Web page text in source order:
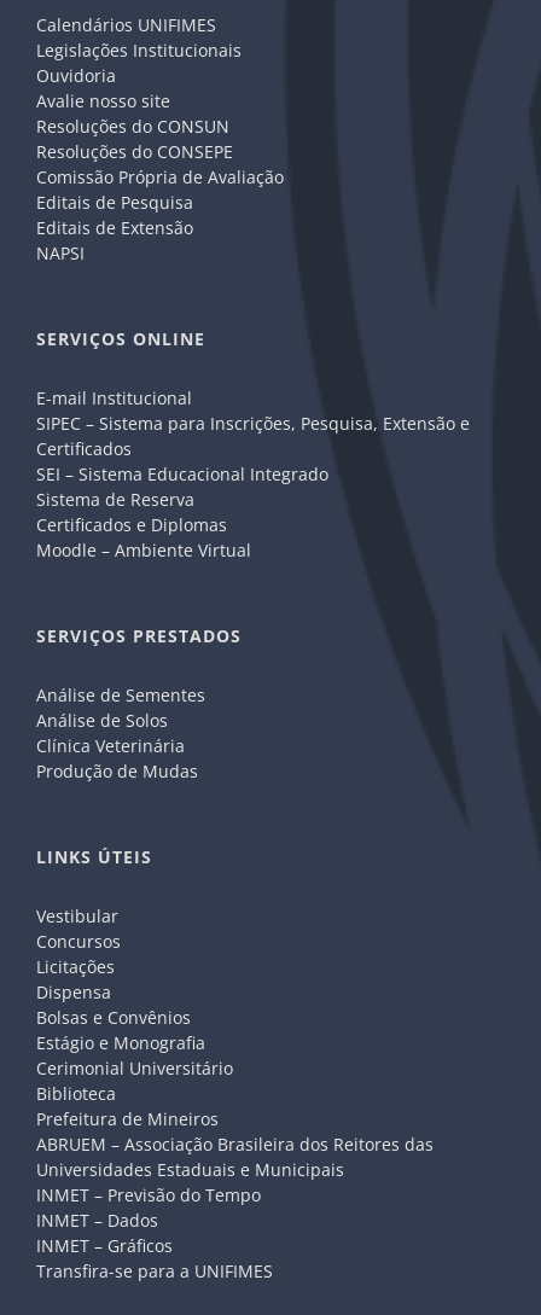
Calendários UNIFIMES
Legislações Institucionais
Ouvidoria
Avalie nosso site
Resoluções do CONSUN
Resoluções do CONSEPE
Comissão Própria de Avaliação
Editais de Pesquisa
Editais de Extensão
NAPSI
SERVIÇOS ONLINE
E-mail Institucional
SIPEC – Sistema para Inscrições, Pesquisa, Extensão e
Certificados
SEI – Sistema Educacional Integrado
Sistema de Reserva
Certificados e Diplomas
Moodle – Ambiente Virtual
SERVIÇOS PRESTADOS
Análise de Sementes
Análise de Solos
Clínica Veterinária
Produção de Mudas
LINKS ÚTEIS
Vestibular
Concursos
Licitações
Dispensa
Bolsas e Convênios
Estágio e Monografia
Cerimonial Universitário
Biblioteca
Prefeitura de Mineiros
ABRUEM – Associação Brasileira dos Reitores das
Universidades Estaduais e Municipais
INMET – Previsão do Tempo
INMET – Dados
INMET – Gráficos
Transfira-se para a UNIFIMES